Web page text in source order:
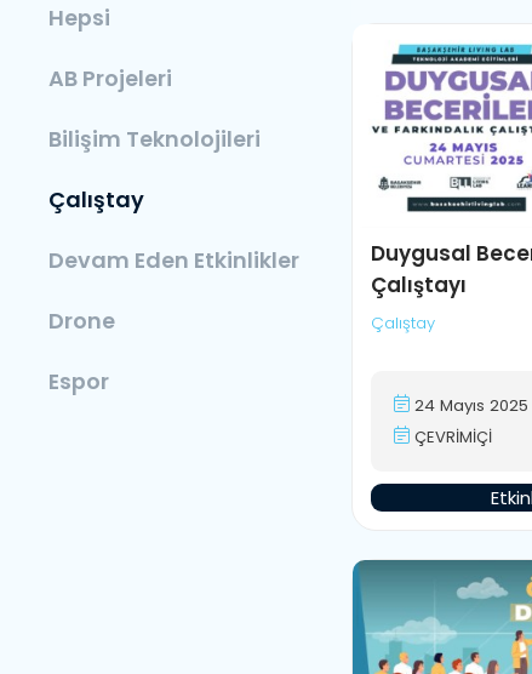
Hepsi
AB Projeleri
Bilişim Teknolojileri
Çalıştay
Devam Eden Etkinlikler
Drone
Espor
Duygusal
Çalıştayı
Çalıştay
24 Mayıs 2025
ÇEVRİMİÇİ